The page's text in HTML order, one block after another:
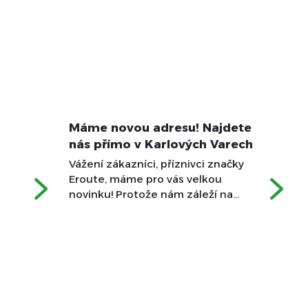
Máme novou adresu! Najdete
nás přímo v Karlových Varech
Vážení zákazníci, příznivci značky
Eroute, máme pro vás velkou
novinku! Protože nám záleží na